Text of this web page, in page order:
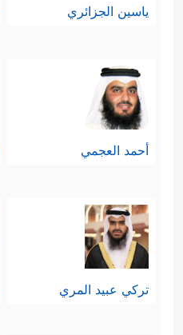
ياسين الجزائري
أحمد العجمي
تركي عبيد المري